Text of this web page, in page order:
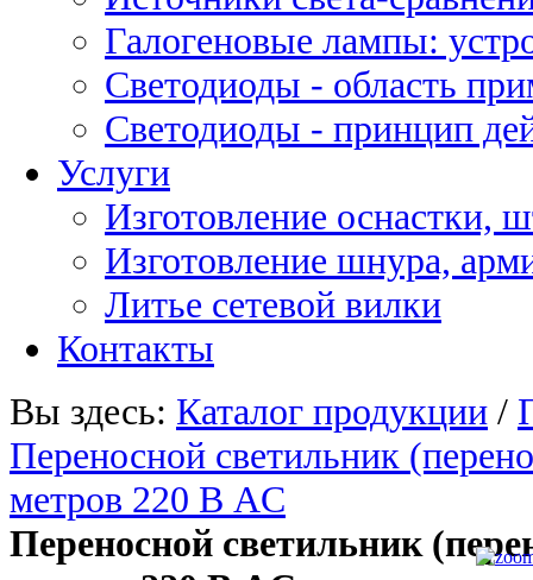
Галогеновые лампы:
Светодиоды - область
Светодиоды - принцип
Услуги
Изготовление оснастки,
Изготовление шнура,
Литье сетевой вилки
Контакты
Вы здесь: Каталог продукции /
Переносной светильник
метров 220 В AC
Переносной светильник